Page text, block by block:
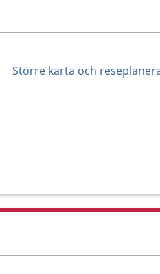
Större karta och